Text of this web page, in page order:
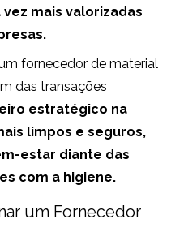
mais valorizadas
fornecedor de material
das transações
estratégico na
limpos e seguros,
estar diante das
com a higiene.
um Fornecedor